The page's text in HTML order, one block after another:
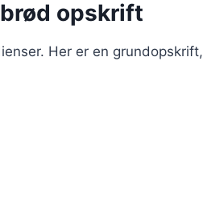
opskrift
Her er en grundopskrift,